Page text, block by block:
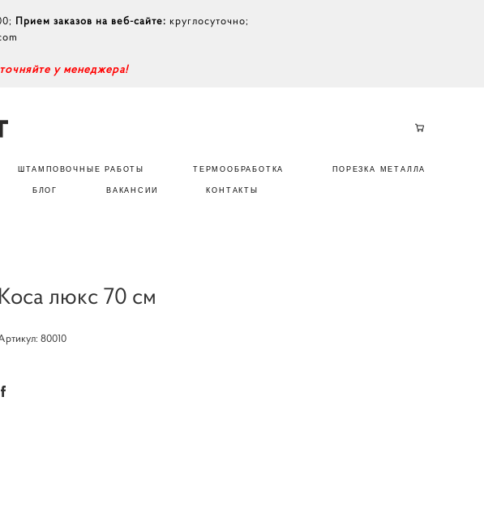
Прием заказов на веб-сайте: круглосуточно;
у менеджера!
ШТАМПОВОЧНЫЕ РАБОТЫ ТЕРМООБРАБОТКА ПОРЕЗКА МЕТАЛЛА
БЛОГ ВАКАНСИИ КОНТАКТЫ
Коса люкс 70 см
80010